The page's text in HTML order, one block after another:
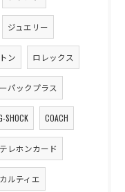
ジュエリー
ン ロレックス
パックプラス
SHOCK COACH
テレホンカード
カルティエ